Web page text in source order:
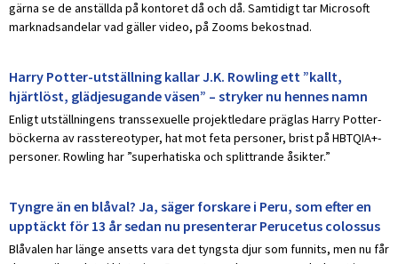
gärna se de anställda på kontoret då och då. Samtidigt tar Microsoft
marknadsandelar vad gäller video, på Zooms bekostnad.
Harry Potter-utställning kallar J.K. Rowling ett ”kallt,
hjärtlöst, glädjesugande väsen” – stryker nu hennes namn
Enligt utställningens transsexuelle projektledare präglas Harry Potter-
böckerna av rasstereotyper, hat mot feta personer, brist på HBTQIA+-
personer. Rowling har ”superhatiska och splittrande åsikter.”
Tyngre än en blåval? Ja, säger forskare i Peru, som efter en
upptäckt för 13 år sedan nu presenterar Perucetus colossus
Blåvalen har länge ansetts vara det tyngsta djur som funnits, men nu får